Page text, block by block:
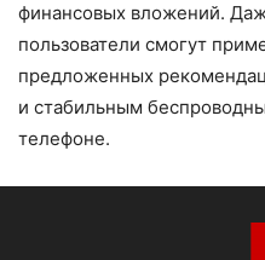
финансовых вложений.
пользователи смогут
предложенных
и стабильным
телефоне.